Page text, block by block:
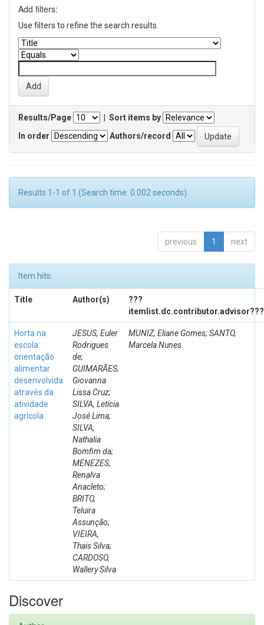
Add filters:
Use filters to refine the search results.
Results/Page
Sort items by
In order
Authors/record
Results 1-1 of 1 (Search time: 0.002 seconds).
previous 1 next
Item hits:
Title Author(s)
???
itemlist.dc.contributor.advisor???
Horta na
escola:
orientação
alimentar
desenvolvida
através da
atividade
agrícola
JESUS, Euler
Rodrigues
de;
GUIMARÃES,
Giovanna
Lissa Cruz;
SILVA, Letícia
José Lima;
SILVA,
Nathalia
Bomfim da;
MENEZES,
Renalva
Anacleto;
BRITO,
Teluira
Assunção;
VIEIRA,
Thais Silva;
CARDOSO,
Wallery Silva
MUNIZ, Eliane Gomes; SANTO,
Marcela Nunes
Discover